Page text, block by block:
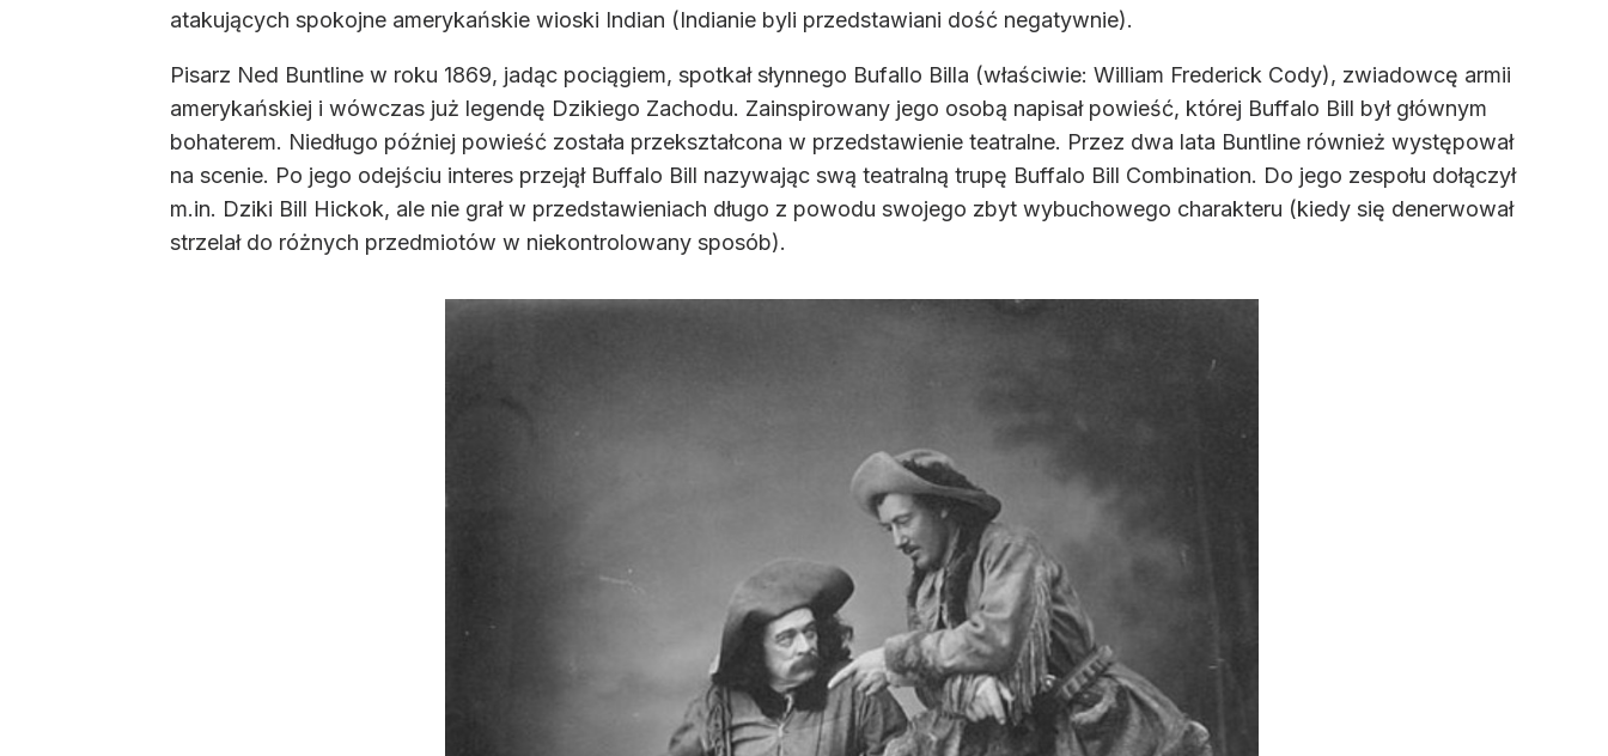
atakujących spokojne amerykańskie wioski Indian (Indianie byli przedstawiani dość negatywnie).
Pisarz Ned Buntline w roku 1869, jadąc pociągiem, spotkał słynnego Bufallo Billa (właściwie: William Frederick Cody), zwiadowcę armii
amerykańskiej i wówczas już legendę Dzikiego Zachodu. Zainspirowany jego osobą napisał powieść, której Buffalo Bill był głównym
bohaterem. Niedługo później powieść została przekształcona w przedstawienie teatralne. Przez dwa lata Buntline również występował
na scenie. Po jego odejściu interes przejął Buffalo Bill nazywając swą teatralną trupę Buffalo Bill Combination. Do jego zespołu dołączył
m.in. Dziki Bill Hickok, ale nie grał w przedstawieniach długo z powodu swojego zbyt wybuchowego charakteru (kiedy się denerwował
strzelał do różnych przedmiotów w niekontrolowany sposób).